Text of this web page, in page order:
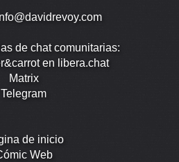
de chat comunitarias:
en libera.chat
Matrix
Telegram
de inicio
Web